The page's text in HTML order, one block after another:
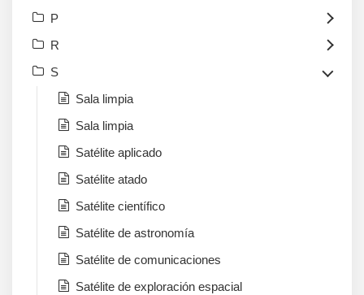
P
R
S
Sala limpia
Sala limpia
Satélite aplicado
Satélite atado
Satélite científico
Satélite de astronomía
Satélite de comunicaciones
Satélite de exploración espacial